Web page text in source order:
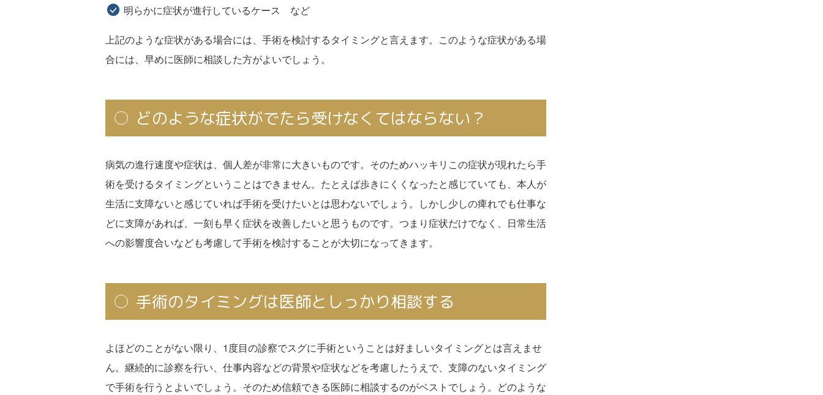
明らかに症状が進行しているケース など
上記のような症状がある場合には、手術を検討するタイミングと言えます。このような症状がある場
合には、早めに医師に相談した方がよいでしょう。
どのような症状がでたら受けなくてはならない？
病気の進行速度や症状は、個人差が非常に大きいものです。そのためハッキリこの症状が現れたら手
術を受けるタイミングということはできません。たとえば歩きにくくなったと感じていても、本人が
生活に支障ないと感じていれば手術を受けたいとは思わないでしょう。しかし少しの痺れでも仕事な
どに支障があれば、一刻も早く症状を改善したいと思うものです。つまり症状だけでなく、日常生活
への影響度合いなども考慮して手術を検討することが大切になってきます。
手術のタイミングは医師としっかり相談する
よほどのことがない限り、1度目の診察でスグに手術ということは好ましいタイミングとは言えませ
ん。継続的に診察を行い、仕事内容などの背景や症状などを考慮したうえで、支障のないタイミング
で手術を行うとよいでしょう。そのため信頼できる医師に相談するのがベストでしょう。どのような